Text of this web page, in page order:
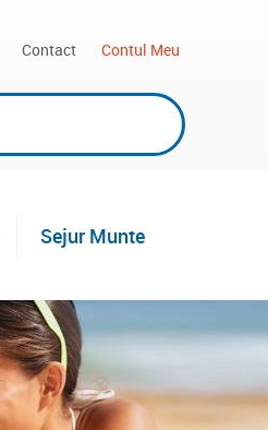
Contact Contul Meu
Sejur Munte